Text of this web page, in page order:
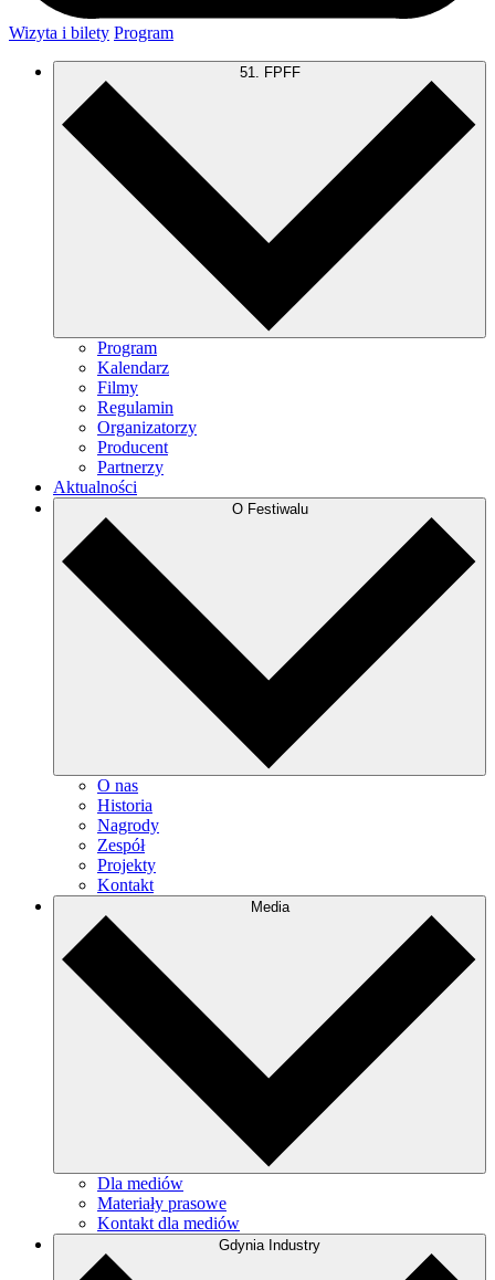
Wizyta i bilety Program
51. FPFF
Program
Kalendarz
Filmy
Regulamin
Organizatorzy
Producent
Partnerzy
Aktualności
O Festiwalu
O nas
Historia
Nagrody
Zespół
Projekty
Kontakt
Media
Dla mediów
Materiały prasowe
Kontakt dla mediów
Gdynia Industry